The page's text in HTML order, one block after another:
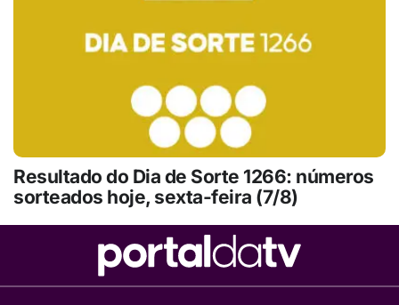
Resultado do Dia de Sorte 1266: números
sorteados hoje, sexta-feira (7/8)